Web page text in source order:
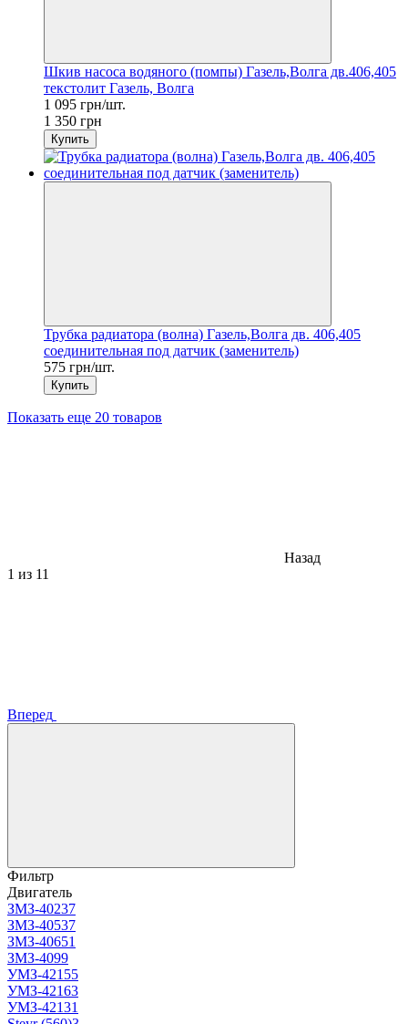
Шкив насоса водяного (помпы) Газель,Волга дв.406,405
текстолит Газель, Волга
1 095 грн/шт.
1 350 грн
Купить
Трубка радиатора (волна) Газель,Волга дв. 406,405
соединительная под датчик (заменитель)
575 грн/шт.
Купить
Показать еще 20 товаров
Назад
1 из 11
Вперед
Фильтр
Двигатель
ЗМЗ-40237
ЗМЗ-40537
ЗМЗ-40651
ЗМЗ-4099
УМЗ-42155
УМЗ-42163
УМЗ-42131